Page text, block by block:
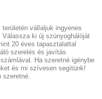
vállaljuk ingyenes
ki új szúnyoghálóját
20 éves tapasztalattal
szerelés és javítás
Ha szeretné igénybe
és mi szívesen segítünk!
szeretné.